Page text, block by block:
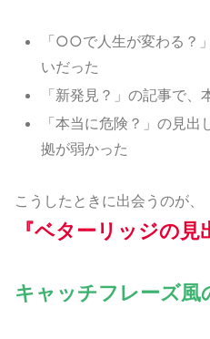
「○○で人生が変わる？
いだった
「新発見？」の記事で、
「本当に危険？」の見
拠が弱かった
こうしたときに出会うのが、
『ベターリッジの見
キャッチフレーズ風